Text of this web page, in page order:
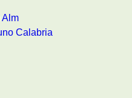
Alm
Calabria